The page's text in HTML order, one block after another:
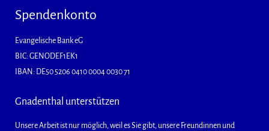
Spendenkonto
Evangelische Bank eG
BIC: GENODEF1EK1
IBAN: DE50 5206 0410 0004 0030 71
Gnadenthal unterstützen
Unsere Arbeit ist nur möglich, weil es Sie gibt, unsere Freundinnen und